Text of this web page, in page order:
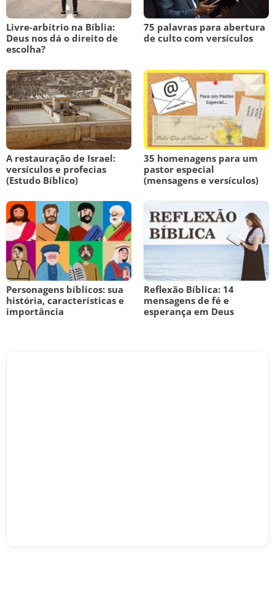
Livre-arbítrio na Bíblia:
Deus nos dá o direito de
escolha?
75 palavras para abertura
de culto com versículos
A restauração de Israel:
versículos e profecias
(Estudo Bíblico)
35 homenagens para um
pastor especial
(mensagens e versículos)
Personagens bíblicos: sua
história, características e
importância
Reflexão Bíblica: 14
mensagens de fé e
esperança em Deus